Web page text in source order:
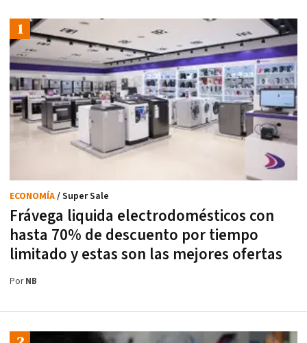
Frávega liquida electrodomésticos con
hasta 70% de descuento por tiempo
limitado y estas son las mejores ofertas
ECONOMÍA/ Super Sale
PorNB